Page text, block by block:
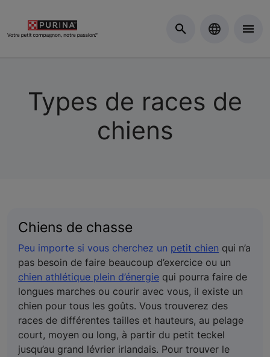
Types de races de
chiens
Chiens de chasse
Peu importe si vous cherchez un petit chien qui n’a
pas besoin de faire beaucoup d’exercice ou un
chien athlétique plein d’énergie qui pourra faire de
longues marches ou courir avec vous, il existe un
chien pour tous les goûts. Vous trouverez des
races de différentes tailles et hauteurs, au pelage
court, moyen ou long, à partir du petit teckel
jusqu’au grand lévrier irlandais. Pour trouver le